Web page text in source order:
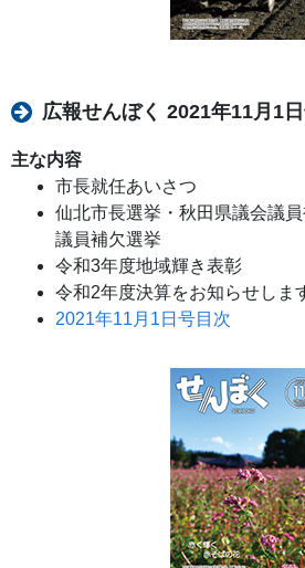
広報せんぼく 2021年11月1
主な内容
市長就任あいさつ
仙北市長選挙・秋田県議会議
議員補欠選挙
令和3年度地域輝き表彰
令和2年度決算をお知らせしま
2021年11月1日号目次